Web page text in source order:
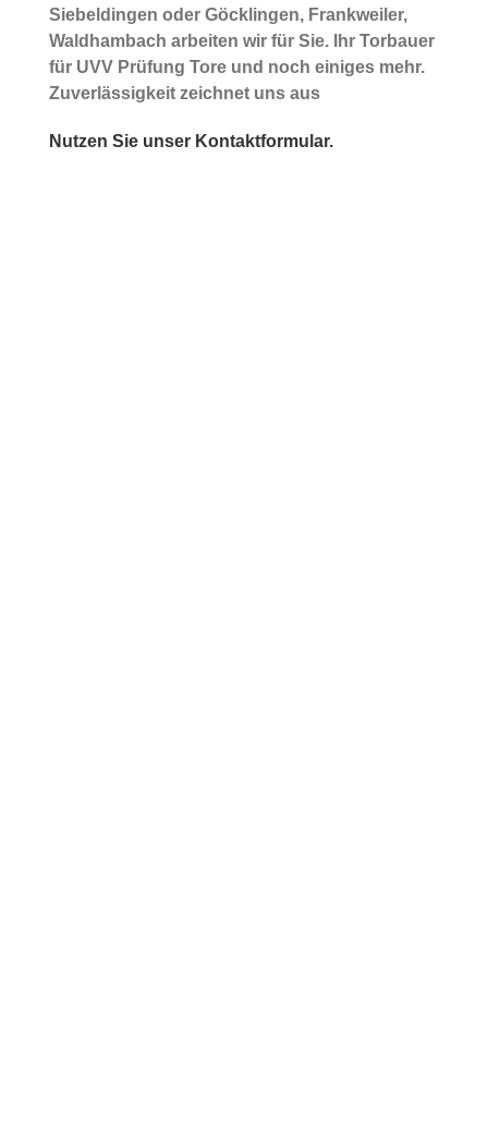
Siebeldingen oder Göcklingen, Frankweiler,
Waldhambach arbeiten wir für Sie. Ihr Torbauer
für UVV Prüfung Tore und noch einiges mehr.
Zuverlässigkeit zeichnet uns aus
Nutzen Sie unser Kontaktformular.